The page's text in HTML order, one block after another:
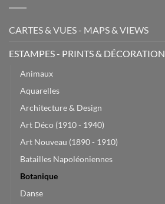
CARTES & VUES - MAPS & VIEWS
ESTAMPES - PRINTS & DÉCORATION
Animaux
Aquarelles
Architecture & Design
Art Déco (1910 - 1940)
Art Nouveau (1890 - 1910)
Batailles Napoléoniennes
Botanique
Danse